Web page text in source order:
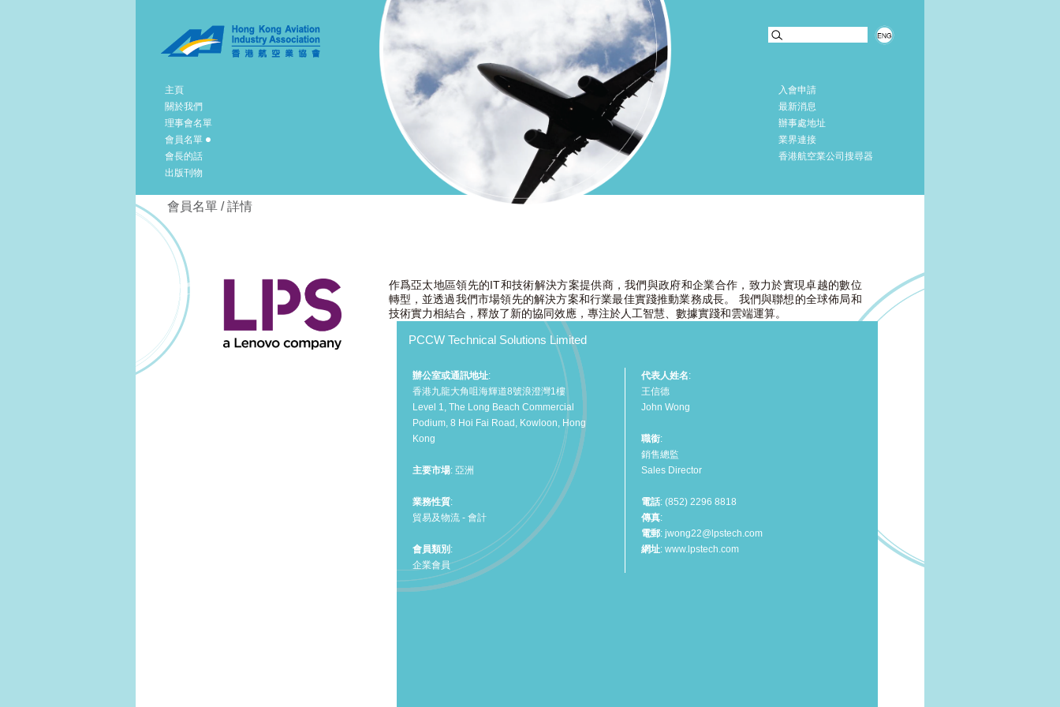
主頁
關於我們
理事會名單
會員名單
會長的話
出版刊物
入會申請
最新消息
辦事處地址
業界連接
香港航空業公司搜尋器
會員名單 / 詳情
作爲亞太地區領先的IT和技術解決方案提供商，我們與政府和企業合作，致力於實現卓越的數位
轉型，並透過我們市場領先的解決方案和行業最佳實踐推動業務成長。 我們與聯想的全球佈局和
技術實力相結合，釋放了新的協同效應，專注於人工智慧、數據實踐和雲端運算。
PCCW Technical Solutions Limited
辦公室或通訊地址:
香港九龍大角咀海輝道8號浪澄灣1樓
Level 1, The Long Beach Commercial
Podium, 8 Hoi Fai Road, Kowloon, Hong
Kong
主要市場: 亞洲
業務性質:
貿易及物流 - 會計
會員類別 :
企業會員
代表人姓名:
王信德
John Wong
職銜:
銷售總監
Sales Director
電話: (852) 2296 8818
傳真:
電郵: jwong22@lpstech.com
網址: www.lpstech.com